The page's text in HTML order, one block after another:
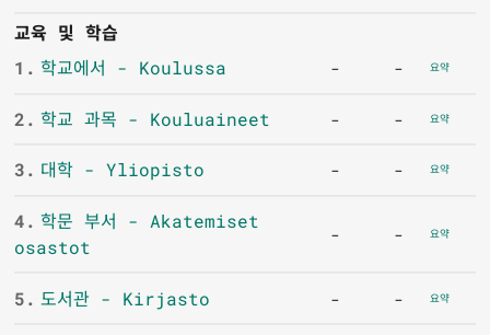
교육 및 학습
1. 학교에서 - Koulussa - - 요약
2. 학교 과목 - Kouluaineet - - 요약
3. 대학 - Yliopisto - - 요약
4. 학문 부서 - Akatemiset
osastot
- - 요약
5. 도서관 - Kirjasto - - 요약